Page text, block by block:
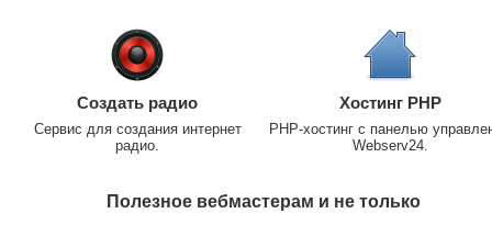
Создать радио
Сервис для создания интернет
радио.
Хостинг PHP
PHP-хостинг с панелью
Webserv24.
Полезное вебмастерам и не только